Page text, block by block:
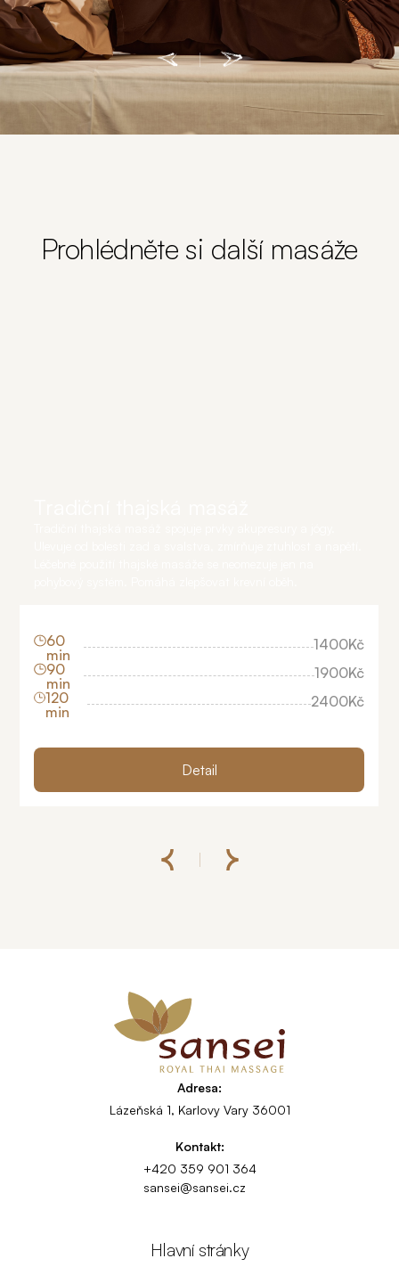
Prohlédněte si další masáže
60
min
1400Kč
90
min
1900Kč
120
min
2400Kč
Detail
Adresa:
Lázeňská 1, Karlovy Vary 36001
Kontakt:
+420 359 901 364
sansei@sansei.cz
Hlavní stránky